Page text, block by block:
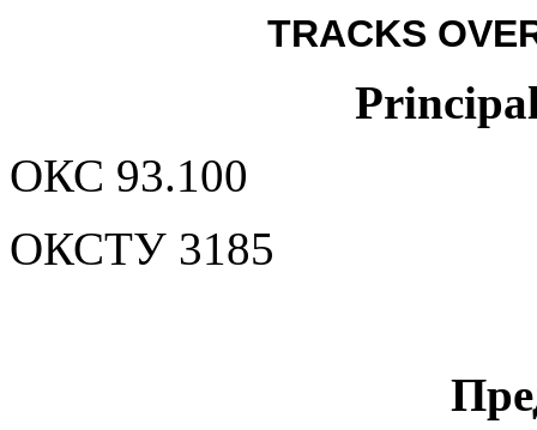
TRACKS
ОКС 93.100
ОКСТУ 3185